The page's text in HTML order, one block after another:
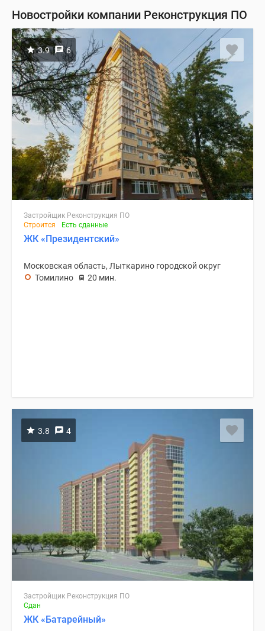
Новостройки компании Реконструкция ПО
3.9 6
Застройщик Реконструкция ПО
Строится
Есть сданные
ЖК «Президентский»
Московская область, Лыткарино городской округ
Томилино
20 мин.
3.8 4
Застройщик Реконструкция ПО
Сдан
ЖК «Батарейный»